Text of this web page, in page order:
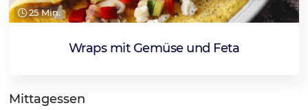
25 Min.
Wraps mit Gemüse und Feta
Mittagessen